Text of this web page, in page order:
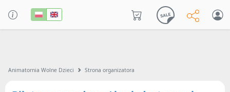
Animatornia Wolne Dzieci Strona organizatora